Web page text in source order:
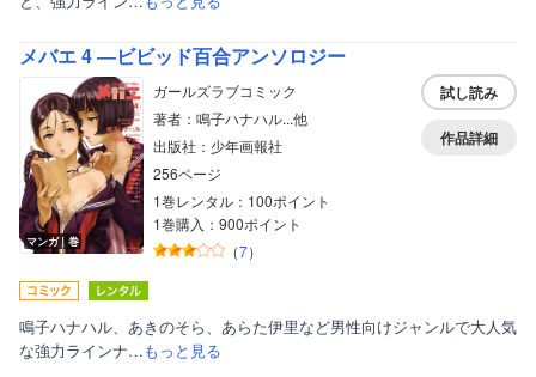
メバエ 4 ―ビビッド百合アンソロジー
マンガ｜巻
ガールズラブコミック
著者：鳴子ハナハル...他
出版社：少年画報社
256ページ
1巻レンタル：100ポイント
1巻購入：900ポイント
（7）
試し読み
作品詳細
鳴子ハナハル、あきのそら、あらた伊里など男性向けジャンルで大人気
な強力ラインナ…もっと見る
ボーイズラブ